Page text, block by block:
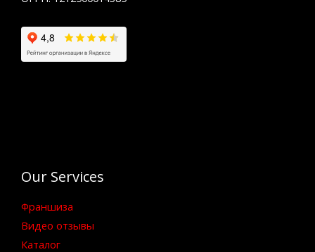
Our Services
Франшиза
Видео отзывы
Каталог